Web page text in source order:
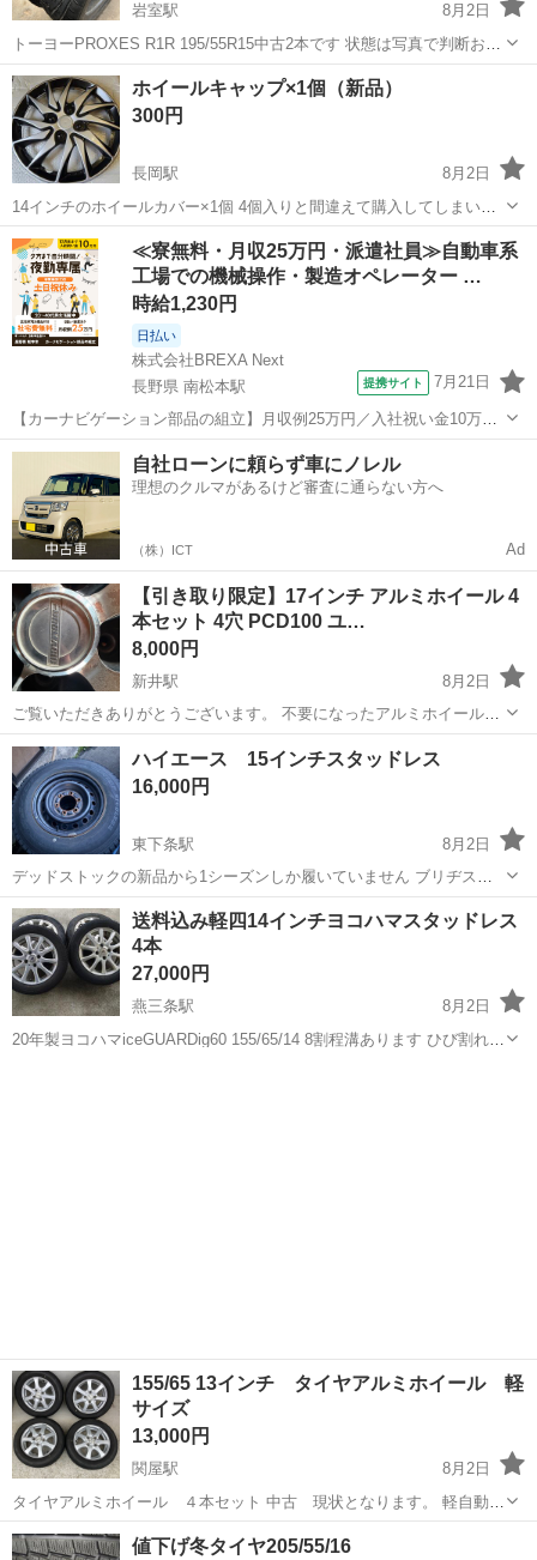
岩室駅
8月2日
トーヨーPROXES R1R 195/55R15中古2本です 状態は写真で判断お願
いいたします。 ノークレームノーリターンでお願いします。 岩室温泉
付近まで取りに来て頂ける方 宜しくお願い致します。
新潟 新潟市 岩室駅 タイヤ、ホイール
ホイールキャップ×1個（新品）
300円
長岡駅
8月2日
14インチのホイールカバー×1個 4個入りと間違えて購入してしまい、1
個しかありません。 偶々同じカバーをお使いで1個無くされた方など
いかがでしょうか？ 新品未使用品ですが中国製品の為、塗装の適当さ
やバリが有ったりと、作り...
新潟 長岡市 長岡駅 タイヤ、ホイール
≪寮無料・月収25万円・派遣社員≫自動車系
工場での機械操作・製造オペレーター …
時給1,230円
日払い
株式会社BREXA Next
長野県 南松本駅
提携サイト 7月21日
【カーナビゲーション部品の組立】月収例25万円／入社祝い金10万
円！／うれしい土日祝休み★年間休日125日／稼げる夜勤専属！日払い
内容 車載用カーナビゲ...
長野 松本市 南松本駅 その他
自社ローンに頼らず車にノレル
理想のクルマがあるけど審査に通らない方へ
（株）ICT Ad
【引き取り限定】17インチ アルミホイール 4
本セット 4穴 PCD100 ユ…
8,000円
新井駅
8月2日
ご覧いただきありがとうございます。 不要になったアルミホイール4
本セットをお譲りします。 手渡し（引き取り限定）での取引をお願い
いたします。 納屋の2階にしまってあるので、購入前提の方がいれ
ば、おろして細かく1本1本撮影、写...
新潟 妙高市 新井駅 タイヤ、ホイール
ハイエース 15インチスタッドレス
16,000円
東下条駅
8月2日
デッドストックの新品から1シーズンしか履いていません ブリヂスト
ン DSVー01 バリ溝 タイヤヒビ割れ無し エア漏れ無し 全然まだまだ
使えます 引き取り限定 ノークレームノーリターン
新潟 東蒲原郡 東下条駅 タイヤ、ホイール 15インチ
送料込み軽四14インチヨコハマスタッドレス
4本
27,000円
燕三条駅
8月2日
20年製ヨコハマiceGUARDig60 155/65/14 8割程溝あります ひび割れな
155/65 13インチ タイヤアルミホイール 軽
サイズ
13,000円
関屋駅
8月2日
タイヤアルミホイール ４本セット 中古 現状となります。 軽自動車
にて使用していました。 タイヤ ブリヂストン nextry 155 65 13 2022
年製造 ホイール 13インチ pcd100 4穴 アルミ よろ...
新潟 新潟市 関屋駅 タイヤ、ホイール
値下げ冬タイヤ205/55/16